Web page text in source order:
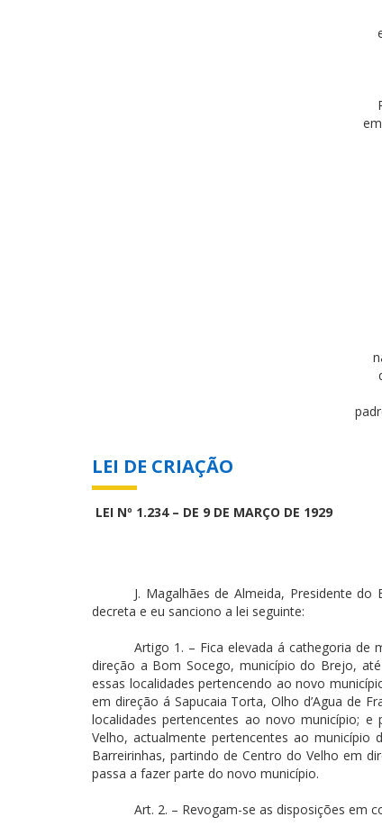
LEI DE CRIAÇÃO
LEI Nº 1.234 – DE 9 DE MARÇO DE 1929
J. Magalhães de Almeida, Presidente
decreta e eu sanciono a lei seguinte:
Artigo 1. – Fica elevada á cathegoria de
direção a Bom Socego, município do Brejo,
essas localidades pertencendo ao novo
em direção á Sapucaia Torta, Olho d’Agua de
localidades pertencentes ao novo município; e
Velho, actualmente pertencentes ao
Barreirinhas, partindo de Centro do Velho em
passa a fazer parte do novo município.
Art. 2. – Revogam-se as disposições em